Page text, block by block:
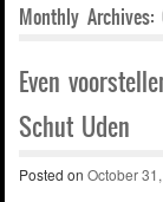
Monthly Archives:
Even
Schut Uden
Posted on October